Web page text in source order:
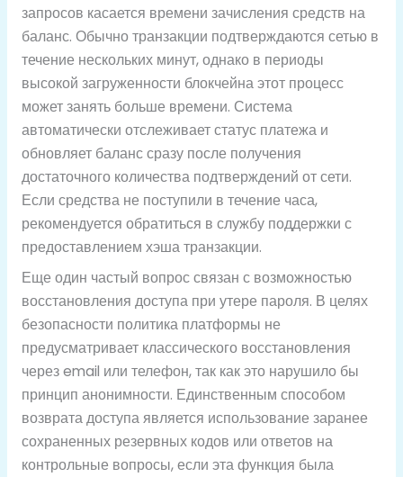
запросов касается времени зачисления средств на
баланс. Обычно транзакции подтверждаются сетью в
течение нескольких минут, однако в периоды
высокой загруженности блокчейна этот процесс
может занять больше времени. Система
автоматически отслеживает статус платежа и
обновляет баланс сразу после получения
достаточного количества подтверждений от сети.
Если средства не поступили в течение часа,
рекомендуется обратиться в службу поддержки с
предоставлением хэша транзакции.
Еще один частый вопрос связан с возможностью
восстановления доступа при утере пароля. В целях
безопасности политика платформы не
предусматривает классического восстановления
через email или телефон, так как это нарушило бы
принцип анонимности. Единственным способом
возврата доступа является использование заранее
сохраненных резервных кодов или ответов на
контрольные вопросы, если эта функция была